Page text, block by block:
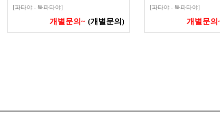
[파타야 - 북파타야]
개별문의~ (개별문의)
[파타야 - 북파타야]
개별문의